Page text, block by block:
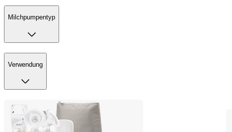
Milchpumpentyp
Verwendung